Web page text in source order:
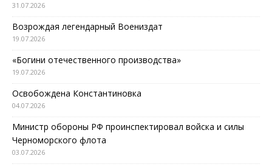
31.07.2026
Возрождая легендарный Воениздат
19.07.2026
«Богини отечественного производства»
19.07.2026
Освобождена Константиновка
04.07.2026
Министр обороны РФ проинспектировал войска и силы
Черноморского флота
03.07.2026